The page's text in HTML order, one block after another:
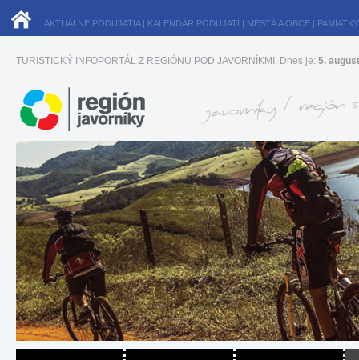
AKTUÁLNE PODUJATIA| KALENDÁR PODUJATÍ | MESTÁ A OBCE | PAMIATKY
TURISTICKÝ INFOPORTÁL Z REGIÓNU POD JAVORNÍKMI, Dnes je: 5.